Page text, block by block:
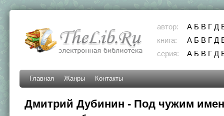
автор: А Б В Г Д
книга:
А Б В Г Д
серия:
А Б В Г Д
Главная Жанры Контакты
Дмитрий Дубинин - Под чужим